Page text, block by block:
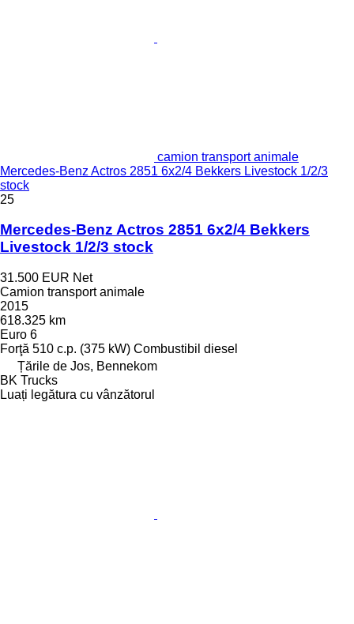
camion transport animale
Mercedes-Benz Actros 2851 6x2/4 Bekkers Livestock 1/2/3
stock
25
Mercedes-Benz Actros 2851 6x2/4 Bekkers
Livestock 1/2/3 stock
31.500 EUR Net
Camion transport animale
2015
618.325 km
Euro 6
Forţă 510 c.p. (375 kW) Combustibil diesel
Țările de Jos, Bennekom
BK Trucks
Luați legătura cu vânzătorul